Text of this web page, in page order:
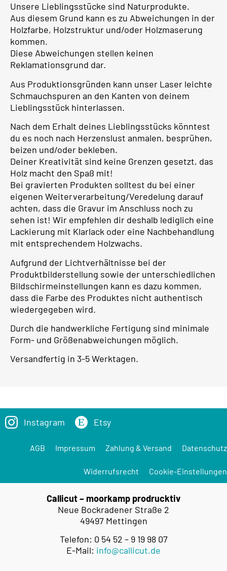
Unsere Lieblingsstücke sind Naturprodukte.
Aus diesem Grund kann es zu Abweichungen in der
Holzfarbe, Holzstruktur und/oder Holzmaserung
kommen.
Diese Abweichungen stellen keinen
Reklamationsgrund dar.
Aus Produktionsgründen kann unser Laser leichte
Schmauchspuren an den Kanten von deinem
Lieblingsstück hinterlassen.
Nach dem Erhalt deines Lieblingsstücks könntest
du es noch nach Herzenslust anmalen, besprühen,
beizen und/oder bekleben.
Deiner Kreativität sind keine Grenzen gesetzt, das
Holz macht den Spaß mit!
Bei gravierten Produkten solltest du bei einer
eigenen Weiterverarbeitung/Veredelung darauf
achten, dass die Gravur im Anschluss noch zu
sehen ist! Wir empfehlen dir deshalb lediglich eine
Lackierung mit Klarlack oder eine Nachbehandlung
mit entsprechendem Holzwachs.
Aufgrund der Lichtverhältnisse bei der
Produktbilderstellung sowie der unterschiedlichen
Bildschirmeinstellungen kann es dazu kommen,
dass die Farbe des Produktes nicht authentisch
wiedergegeben wird.
Durch die handwerkliche Fertigung sind minimale
Form- und Größenabweichungen möglich.
Versandfertig in 3-5 Werktagen.
Instagram Etsy
AGB Impressum Zahlung & Versand Datenschutz
Widerrufsrecht Cookie-Einstellungen
Callicut – moorkamp prodrucktiv
Neue Bockradener Straße 2
49497 Mettingen
Telefon: 0 54 52 – 9 19 98 07
E-Mail: info@callicut.de